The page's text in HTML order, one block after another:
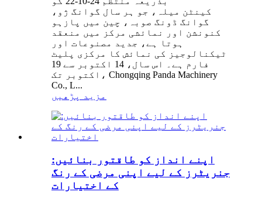
کینٹن میلہ، جو ہر سال گوانگ ژو،
گوانگ ڈونگ صوبہ، چین میں پازہو
کنونشن اور نمائشی مرکز میں منعقد
ہوتا ہے، جدید مصنوعات اور
ٹیکنالوجیز کی نمائش کا مرکزی پلیٹ
فارم ہے۔ اس سال، 14 اکتوبر سے 19
اکتوبر تک، Chongqing Panda Machinery
Co., L...
مزید پڑھیں
اپنے انداز کو طاقتور بنائیں:
جنریٹرز کے لیے اپنی مرضی کے رنگ
کے اختیارات